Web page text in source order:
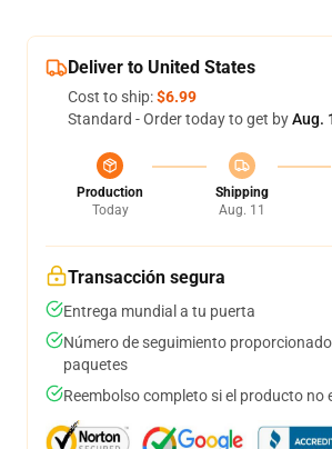
Deliver to United States
Cost to ship:$6.99
Standard - Order today to get byAug.
Production
Today
Shipping
Aug. 11
Transacción segura
Entrega mundial a tu puerta
Número de seguimiento
paquetes
Reembolso completo si el producto no